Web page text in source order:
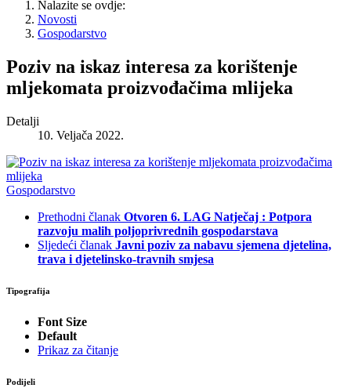
Nalazite se ovdje:
Novosti
Gospodarstvo
Poziv na iskaz interesa za korištenje
mljekomata proizvođačima mlijeka
Detalji
10. Veljača 2022.
Gospodarstvo
Prethodni članak Otvoren 6. LAG Natječaj : Potpora
razvoju malih poljoprivrednih gospodarstava
Sljedeći članak Javni poziv za nabavu sjemena djetelina,
trava i djetelinsko-travnih smjesa
Tipografija
Font Size
Default
Prikaz za čitanje
Podijeli